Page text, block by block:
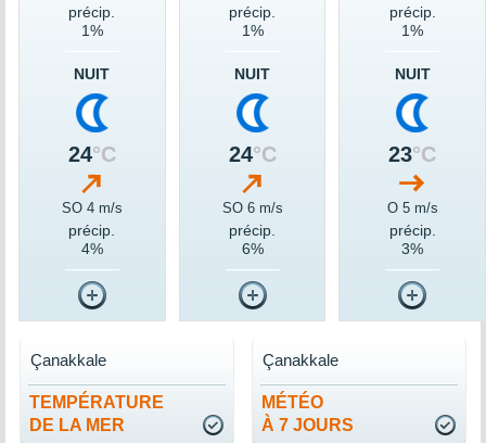
précip.
1%
NUIT
24°C
SO 4 m/s
précip.
4%
précip.
1%
NUIT
24°C
SO 6 m/s
précip.
6%
précip.
1%
NUIT
23°C
O 5 m/s
précip.
3%
TEMPÉRATURE
DE LA MER
Çanakkale
MÉTÉO
À 7 JOURS
Çanakkale